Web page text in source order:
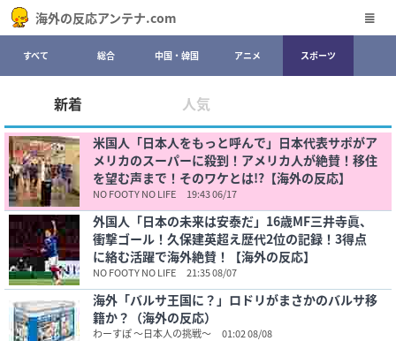
海外の反応アンテナ.com
すべて 総合 中国・韓国 アニメ スポーツ
新着 人気
米国人「日本人をもっと呼んで」日本代表サポがア
メリカのスーパーに殺到！アメリカ人が絶賛！移住
を望む声まで！そのワケとは!?【海外の反応】
NO FOOTY NO LIFE 19:43 06/17
外国人「日本の未来は安泰だ」16歳MF三井寺眞、
衝撃ゴール！久保建英超え歴代2位の記録！3得点
に絡む活躍で海外絶賛！【海外の反応】
NO FOOTY NO LIFE 21:35 08/07
海外「バルサ王国に？」ロドリがまさかのバルサ移
籍か？（海外の反応）
わーすぽ ～日本人の挑戦～ 01:02 08/08